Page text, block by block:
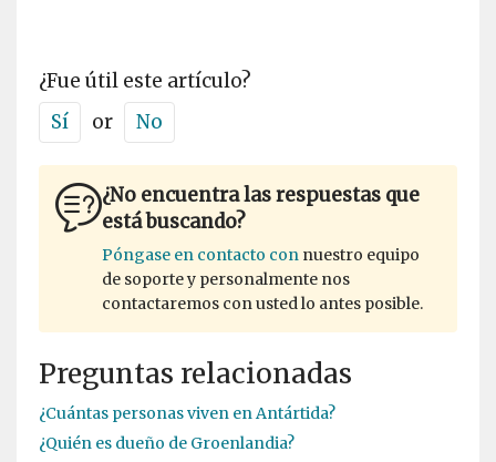
¿Fue útil este artículo?
Sí
or No
¿No encuentra las respuestas que
está buscando?
Póngase en contacto con nuestro equipo
de soporte y personalmente nos
contactaremos con usted lo antes posible.
Preguntas relacionadas
¿Cuántas personas viven en Antártida?
¿Quién es dueño de Groenlandia?